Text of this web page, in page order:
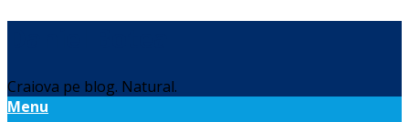
Craiova pe blog. Natural.
Menu